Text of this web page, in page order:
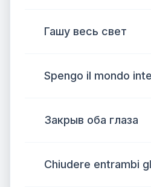
Гашу весь свет
Spengo il mondo
Закрыв оба глаза
Chiudere entrambi